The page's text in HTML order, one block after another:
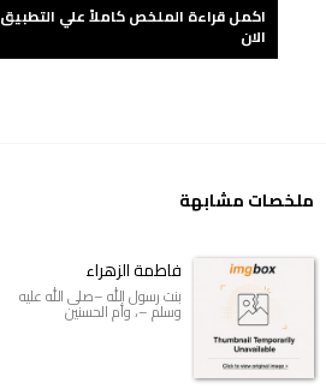
اكمل قراءة الملخص كاملاً علي التطبيق
الان
ملخصات مشابهة
فاطمة الزهراء
بنت رسول الله –صلى الله عليه
وسلم –، وأم الحسنين